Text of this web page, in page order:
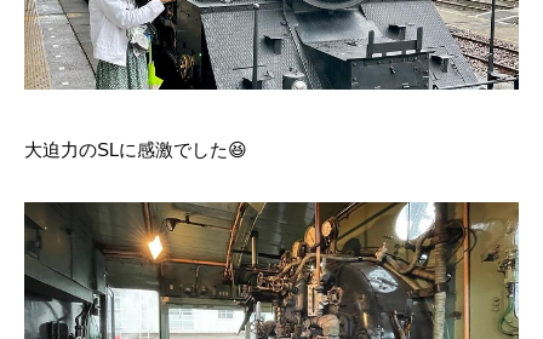
大迫力のSLに感激でした😆